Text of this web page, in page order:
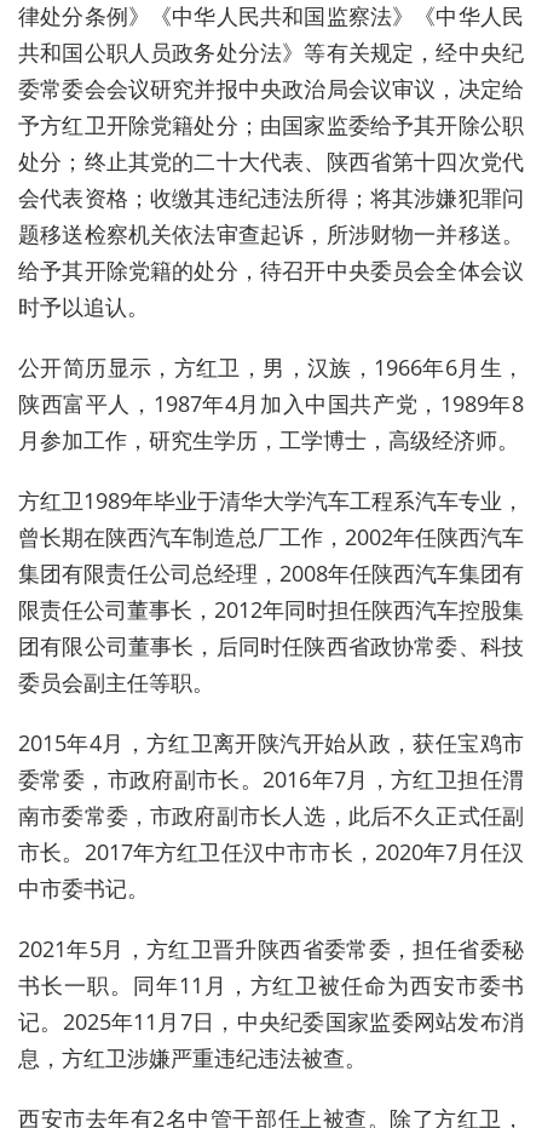
律处分条例》《中华人民共和国监察法》《中华人民
共和国公职人员政务处分法》等有关规定，经中央纪
委常委会会议研究并报中央政治局会议审议，决定给
予方红卫开除党籍处分；由国家监委给予其开除公职
处分；终止其党的二十大代表、陕西省第十四次党代
会代表资格；收缴其违纪违法所得；将其涉嫌犯罪问
题移送检察机关依法审查起诉，所涉财物一并移送。
给予其开除党籍的处分，待召开中央委员会全体会议
时予以追认。
公开简历显示，方红卫，男，汉族，1966年6月生，
陕西富平人，1987年4月加入中国共产党，1989年8
月参加工作，研究生学历，工学博士，高级经济师。
方红卫1989年毕业于清华大学汽车工程系汽车专业，
曾长期在陕西汽车制造总厂工作，2002年任陕西汽车
集团有限责任公司总经理，2008年任陕西汽车集团有
限责任公司董事长，2012年同时担任陕西汽车控股集
团有限公司董事长，后同时任陕西省政协常委、科技
委员会副主任等职。
2015年4月，方红卫离开陕汽开始从政，获任宝鸡市
委常委，市政府副市长。2016年7月，方红卫担任渭
南市委常委，市政府副市长人选，此后不久正式任副
市长。2017年方红卫任汉中市市长，2020年7月任汉
中市委书记。
2021年5月，方红卫晋升陕西省委常委，担任省委秘
书长一职。同年11月，方红卫被任命为西安市委书
记。2025年11月7日，中央纪委国家监委网站发布消
息，方红卫涉嫌严重违纪违法被查。
西安市去年有2名中管干部任上被查。除了方红卫，